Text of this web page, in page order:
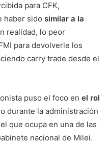
para CFK,
haber sido similar a la
realidad, lo peor
para devolverle los
carry trade desde el
puso el foco en el rol
durante la administración
que ocupa en una de las
nacional de Milei.